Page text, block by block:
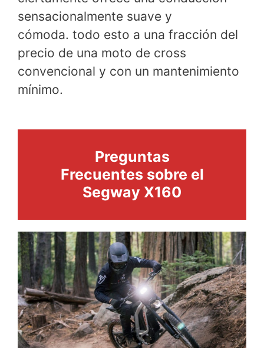
sensacionalmente suave y
cómoda. todo esto a una fracción del
precio de una moto de cross
convencional y con un mantenimiento
mínimo.
Preguntas
Frecuentes sobre el
Segway X160